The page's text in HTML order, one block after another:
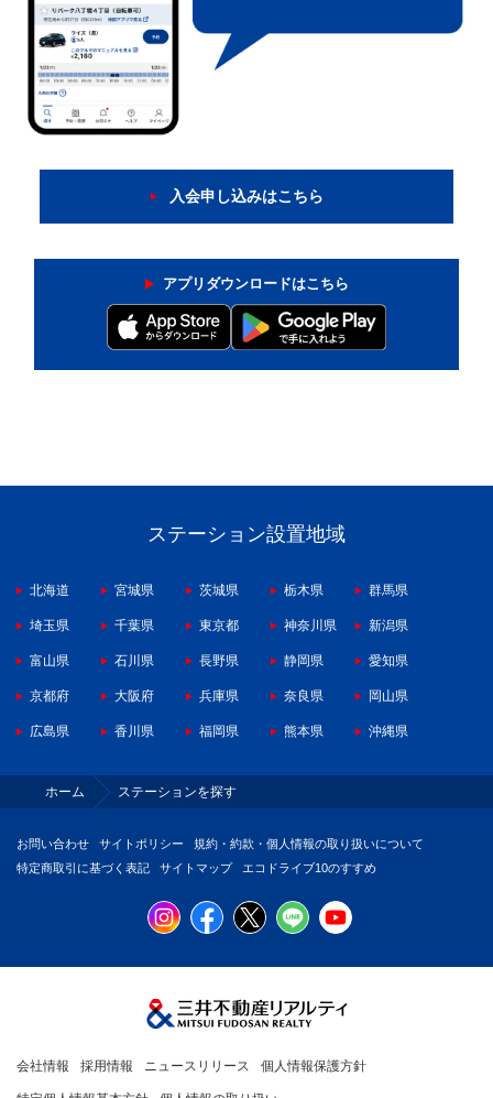
入会申し込みはこちら
アプリダウンロードはこちら
ステーション設置地域
北海道 宮城県 茨城県 栃木県 群馬県
埼玉県 千葉県 東京都 神奈川県 新潟県
富山県 石川県 長野県 静岡県 愛知県
京都府 大阪府 兵庫県 奈良県 岡山県
広島県 香川県 福岡県 熊本県 沖縄県
ホーム ステーションを探す
お問い合わせ サイトポリシー
規約・約款・個人情報の取り扱いについて
特定商取引に基づく表記
サイトマップ エコドライブ10のすすめ
会社情報 採用情報 ニュースリリース 個人情報保護方針